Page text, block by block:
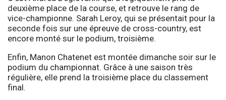
deuxième place de la course, et retrouve le rang de
vice-championne. Sarah Leroy, qui se présentait pour la
seconde fois sur une épreuve de cross-country, est
encore monté sur le podium, troisième.
Enfin, Manon Chatenet est montée dimanche soir sur le
podium du championnat. Grâce à une saison très
régulière, elle prend la troisième place du classement
final.